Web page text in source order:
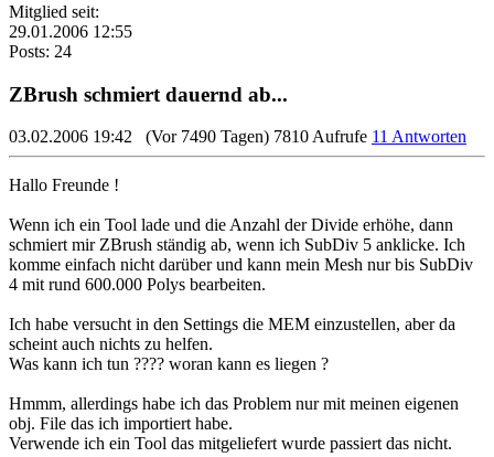
Mitglied seit:
29.01.2006 12:55
Posts: 24
ZBrush schmiert dauernd ab...
03.02.2006 19:42 (Vor 7490 Tagen) 7810 Aufrufe 11 Antworten
Hallo Freunde !
Wenn ich ein Tool lade und die Anzahl der Divide erhöhe, dann
schmiert mir ZBrush ständig ab, wenn ich SubDiv 5 anklicke. Ich
komme einfach nicht darüber und kann mein Mesh nur bis SubDiv
4 mit rund 600.000 Polys bearbeiten.
Ich habe versucht in den Settings die MEM einzustellen, aber da
scheint auch nichts zu helfen.
Was kann ich tun ???? woran kann es liegen ?
Hmmm, allerdings habe ich das Problem nur mit meinen eigenen
obj. File das ich importiert habe.
Verwende ich ein Tool das mitgeliefert wurde passiert das nicht.